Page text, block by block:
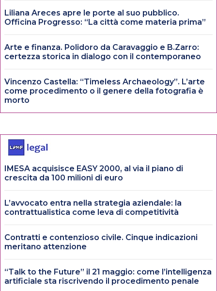
Liliana Areces apre le porte al suo pubblico.
Officina Progresso: “La città come materia prima”
Arte e finanza. Polidoro da Caravaggio e B.Zarro:
certezza storica in dialogo con il contemporaneo
Vincenzo Castella: “Timeless Archaeology”. L’arte
come procedimento o il genere della fotografia è
morto
IMESA acquisisce EASY 2000, al via il piano di
crescita da 100 milioni di euro
L’avvocato entra nella strategia aziendale: la
contrattualistica come leva di competitività
Contratti e contenzioso civile. Cinque indicazioni
meritano attenzione
“Talk to the Future” il 21 maggio: come l’intelligenza
artificiale sta riscrivendo il procedimento penale